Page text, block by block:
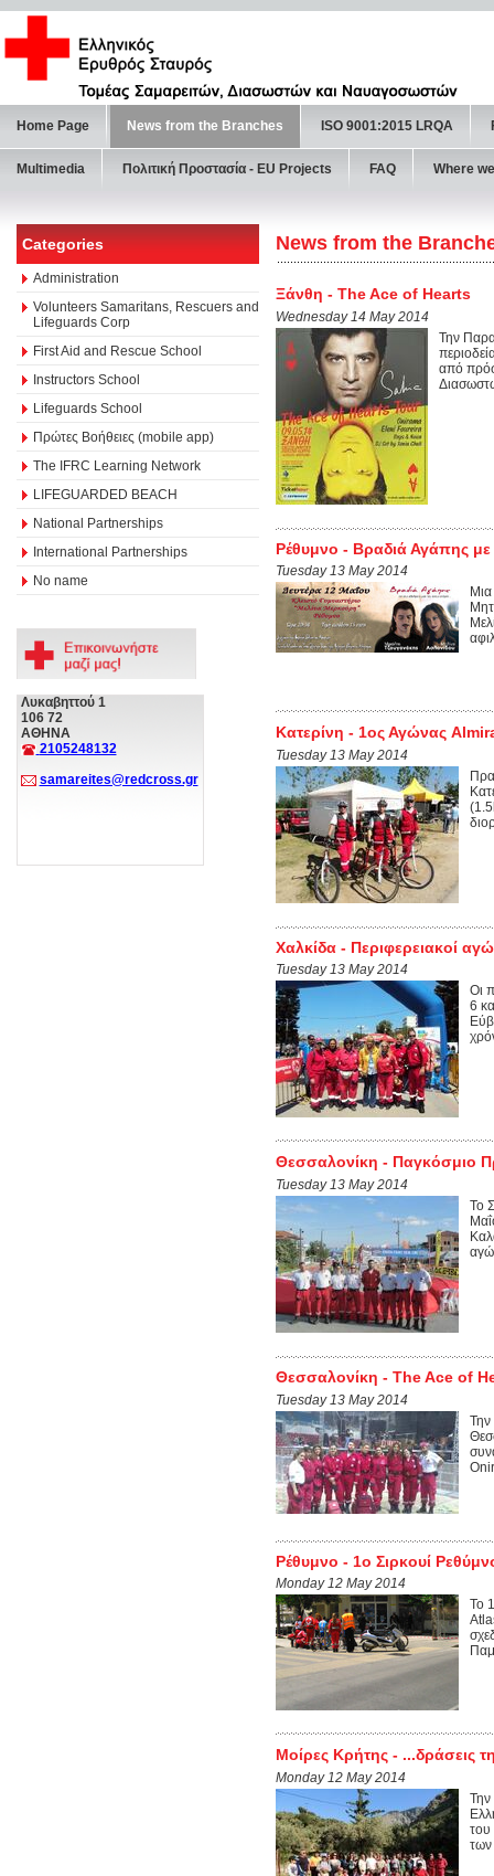
Home Page News from the Branches ISO 9001:2015 LRQA
Multimedia Πολιτική Προστασία - ΕU Projects FAQ Where
Categories
Administration
Volunteers Samaritans, Rescuers and
Lifeguards Corp
First Aid and Rescue School
Instructors School
Lifeguards School
Πρώτες Βοήθειες (mobile app)
The IFRC Learning Network
LIFEGUARDED BEACH
National Partnerships
International Partnerships
No name
Λυκαβηττού 1
106 72
ΑΘΗΝΑ
2105248132
samareites@redcross.gr
News from the
Ξάνθη - The Ace of Hearts
Wednesday 14 May 2014
Την
από
Ρέθυμνο - Βραδιά Αγάπης
Tuesday 13 May 2014
Κατερίνη - 1ος Αγώνας
Tuesday 13 May 2014
Χαλκίδα - Περιφερειακοί
Tuesday 13 May 2014
Οι
6
Θεσσαλονίκη - Παγκόσμιο
Tuesday 13 May 2014
Το
Θεσσαλονίκη - The Ace of
Tuesday 13 May 2014
Ρέθυμνο - 1ο Σιρκουί
Monday 12 May 2014
Το
Μοίρες Κρήτης - ...δράσεις
Monday 12 May 2014
Την